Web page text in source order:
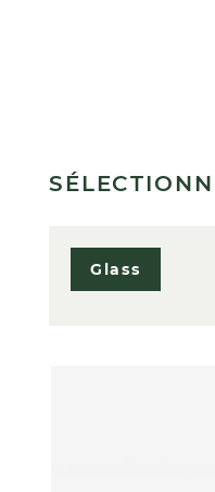
Glass